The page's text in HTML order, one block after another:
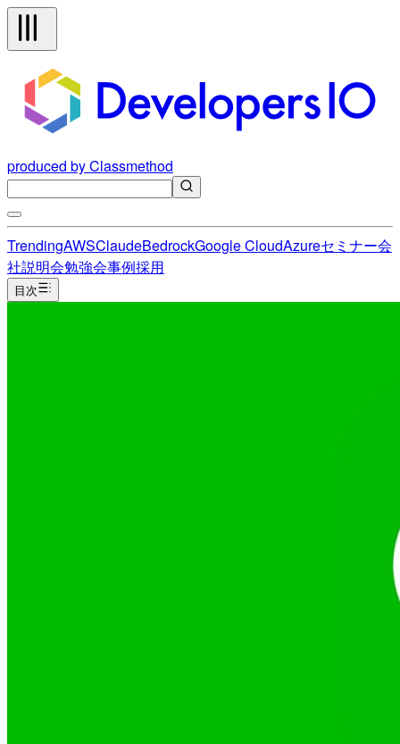
produced by Classmethod
TrendingAWSClaudeBedrockGoogle CloudAzureセミナー会
社説明会勉強会事例採用
目次